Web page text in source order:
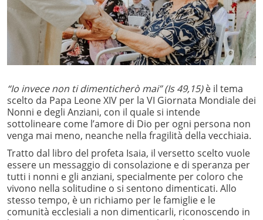
“Io invece non ti dimenticherò mai” (Is 49,15)è il tema
scelto da Papa Leone XIV per la VI Giornata Mondiale dei
Nonni e degli Anziani, con il quale si intende
sottolineare come l’amore di Dio per ogni persona non
venga mai meno, neanche nella fragilità della vecchiaia.
Tratto dal libro del profeta Isaia, il versetto scelto vuole
essere un messaggio di consolazione e di speranza per
tutti i nonni e gli anziani, specialmente per coloro che
vivono nella solitudine o si sentono dimenticati. Allo
stesso tempo, è un richiamo per le famiglie e le
comunità ecclesiali a non dimenticarli, riconoscendo in